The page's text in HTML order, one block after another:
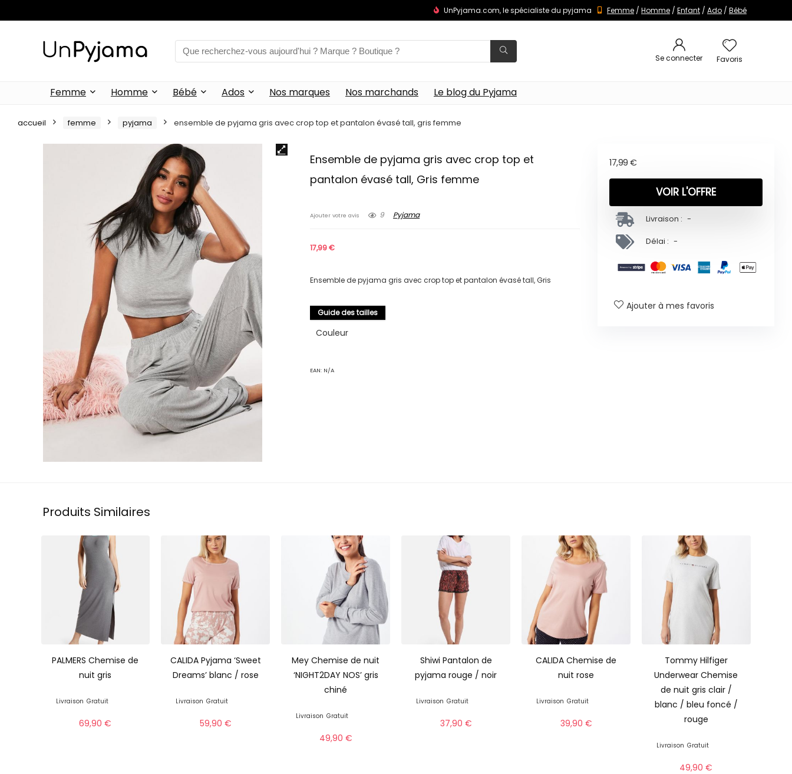
UnPyjama.com, le spécialiste du pyjama Femme / Homme / Enfant / Ado / Bébé
Se connecter Favoris
Femme Homme Bébé Ados Nos marques Nos marchands Le blog du Pyjama
accueil femme pyjama ensemble de pyjama gris avec crop top et pantalon évasé tall, gris femme
Ensemble de pyjama gris avec crop top et
pantalon évasé tall, Gris femme
Ajouter votre avis 9 Pyjama
17,99€
Ensemble de pyjama gris avec crop top et pantalon évasé tall, Gris
Guide des tailles
Couleur
EAN: N/A
17,99 €
VOIR L'OFFRE
Livraison : -
Délai : -
Ajouter à mes favoris
Produits Similaires
PALMERS Chemise de
nuit gris
Livraison Gratuit
69,90€
CALIDA Pyjama ‘Sweet
Dreams’ blanc / rose
Livraison Gratuit
59,90 €
Mey Chemise de nuit
‘NIGHT2DAY NOS’ gris
chiné
Livraison Gratuit
49,90 €
Shiwi Pantalon de
pyjama rouge / noir
Livraison Gratuit
37,90 €
CALIDA Chemise de
nuit rose
Livraison Gratuit
39,90 €
Tommy Hilfiger
Underwear Chemise
de nuit gris clair /
blanc / bleu foncé /
rouge
Livraison Gratuit
49,90€